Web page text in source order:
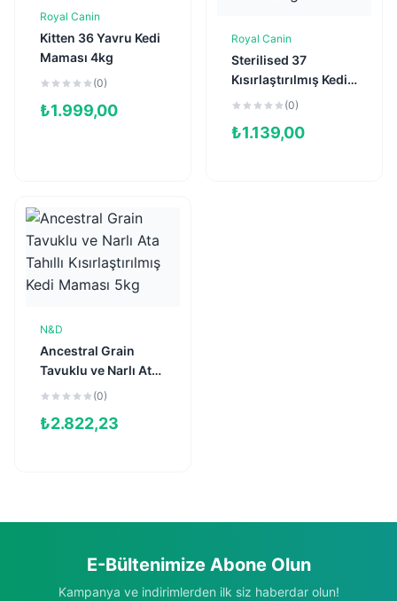
Sepete Ekle
Royal Canin
Kitten 36 Yavru Kedi
Maması 4kg
(0)
₺1.999,00
Sepete Ekle
Royal Canin
Sterilised 37
Kısırlaştırılmış Kedi
Maması 2kg
(0)
₺1.139,00
N&D
Ancestral Grain
Tavuklu ve Narlı Ata
Tahıllı
Maması 5kg
(0)
₺2.822,23
E-Bültenimize Abone Olun
Kampanya ve indirimlerden ilk siz haberdar olun!